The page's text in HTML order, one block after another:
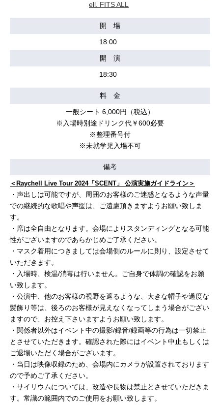
ell. FITS ALL
開 場
18:00
開 演
18:30
料 金
一般シート 6,000円（税込）
※入場時別途ドリンク代￥600必要
※整理番号付
※未就学児入場不可
備考
＜Raychell Live Tour 2024「SCENT」 公演実施ガイドライン＞
・声出しは可能ですが、周囲のお客様のご迷惑となるような声量
での継続的な歌唱や声援は、ご遠慮頂きますようお願い致しま
す。
・席は全自由となります。会場によりスタンディングとなる可能
性がございますのであらかじめご了承ください。
・マスク着用につきましては会場側のルールに則り、設定させて
いただきます。
・入場時、検温/消毒は行いません。ご自身で体調の確認をお願
い致します。
・公演中、他のお客様の視野を遮るような、大きな帽子や過度な
髪飾り等は、後ろのお客様が見えなくなってしまう場合がござい
ますので、お控え下さいますようお願い致します。
・関係者以外はイベント中の撮影/録音/録画等の行為は一切禁止
とさせていただきます。確認された際にはイベント中止もしくは
ご退場いただく場合がございます。
・当日は映像収録のため、会場内にカメラが設置されております
ので予めご了承ください。
・サイリウムについては、改造や長物は禁止とさせていただきま
す。常識の範囲内でのご使用をお願い致します。